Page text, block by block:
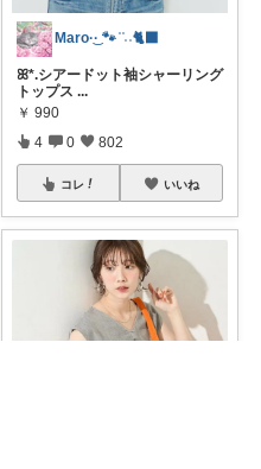
Maro·͜· 🐾 ͗ ͗˒˒🐈‍⬛
ꕤ*.シアードット袖シャーリング
トップス ...
￥ 990
4 0 802
コレ いいね